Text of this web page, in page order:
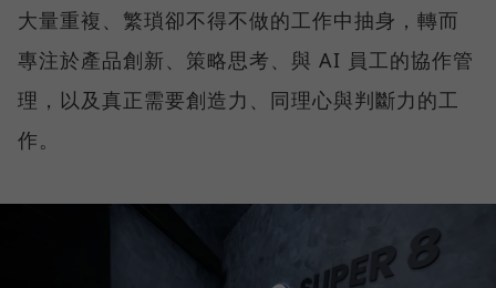
大量重複、繁瑣卻不得不做的工作中抽身，轉而
專注於產品創新、策略思考、與 AI 員工的協作管
理，以及真正需要創造力、同理心與判斷力的工
作。